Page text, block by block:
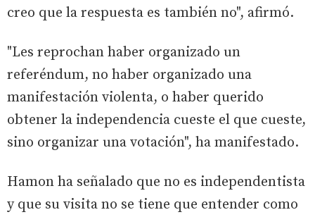
creo que la respuesta es también no", afirmó.
"Les reprochan haber organizado un
referéndum, no haber organizado una
manifestación violenta, o haber querido
obtener la independencia cueste el que cueste,
sino organizar una votación", ha manifestado.
Hamon ha señalado que no es independentista
y que su visita no se tiene que entender como